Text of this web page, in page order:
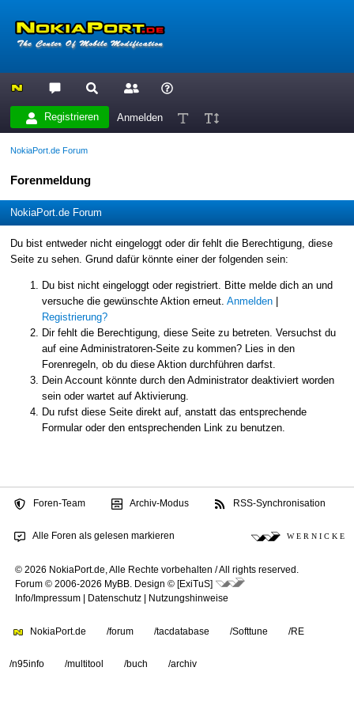
Registrieren Anmelden
NokiaPort.de Forum
Forenmeldung
NokiaPort.de Forum
Du bist entweder nicht eingeloggt oder dir fehlt die Berechtigung, diese
Seite zu sehen. Grund dafür könnte einer der folgenden sein:
Du bist nicht eingeloggt oder registriert. Bitte melde dich an und
versuche die gewünschte Aktion erneut. Anmelden|
Registrierung?
Dir fehlt die Berechtigung, diese Seite zu betreten. Versuchst du
auf eine Administratoren-Seite zu kommen? Lies in den
Forenregeln, ob du diese Aktion durchführen darfst.
Dein Account könnte durch den Administrator deaktiviert worden
sein oder wartet auf Aktivierung.
Du rufst diese Seite direkt auf, anstatt das entsprechende
Formular oder den entsprechenden Link zu benutzen.
Foren-Team Archiv-Modus RSS-Synchronisation
Alle Foren als gelesen markieren W E R N I C K E
© 2026 NokiaPort.de, Alle Rechte vorbehalten /All rights reserved.
Forum © 2006-2026 MyBB
Design © [ExiTuS]
Info/Impressum
Datenschutz Nutzungshinweise
NokiaPort.de /forum /tacdatabase /Softtune /RE
/n95info /multitool /buch /archiv